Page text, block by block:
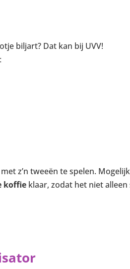
biljart? Dat kan bij UVV!
z’n tweeën te spelen.
koffie klaar, zodat het niet